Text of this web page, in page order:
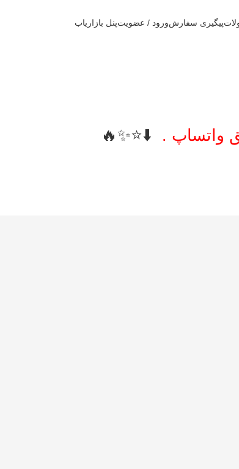
پیگیری سفارشورود / عضویتپنل بازاریاب
واتساپ . ⬇️⭐️✨🔥